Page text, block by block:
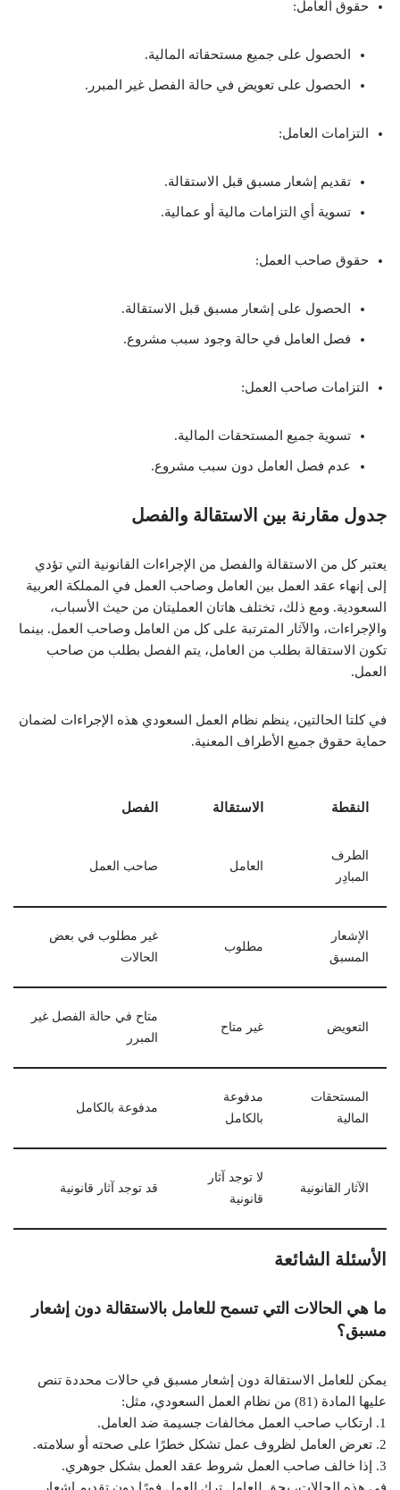
حقوق العامل:
الحصول على جميع مستحقاته المالية.
الحصول على تعويض في حالة الفصل غير المبرر.
التزامات العامل:
تقديم إشعار مسبق قبل الاستقالة.
تسوية أي التزامات مالية أو عمالية.
حقوق صاحب العمل:
الحصول على إشعار مسبق قبل الاستقالة.
فصل العامل في حالة وجود سبب مشروع.
التزامات صاحب العمل:
تسوية جميع المستحقات المالية.
عدم فصل العامل دون سبب مشروع.
جدول مقارنة بين الاستقالة والفصل
يعتبر كل من الاستقالة والفصل من الإجراءات القانونية التي تؤدي
إلى إنهاء عقد العمل بين العامل وصاحب العمل في المملكة العربية
السعودية. ومع ذلك، تختلف هاتان العمليتان من حيث الأسباب،
والإجراءات، والآثار المترتبة على كل من العامل وصاحب العمل. بينما
تكون الاستقالة بطلب من العامل، يتم الفصل بطلب من صاحب
العمل.
في كلتا الحالتين، ينظم نظام العمل السعودي هذه الإجراءات لضمان
حماية حقوق جميع الأطراف المعنية.
النقطة الاستقالة الفصل
الطرف
المبادِر
العامل صاحب العمل
الإشعار
المسبق
مطلوب
غير مطلوب في بعض
الحالات
التعويض غير متاح
متاح في حالة الفصل غير
المبرر
المستحقات
المالية
مدفوعة
بالكامل
مدفوعة بالكامل
الآثار القانونية
لا توجد آثار
قانونية
قد توجد آثار قانونية
الأسئلة الشائعة
ما هي الحالات التي تسمح للعامل بالاستقالة دون إشعار
مسبق؟
يمكن للعامل الاستقالة دون إشعار مسبق في حالات محددة تنص
عليها المادة (81) من نظام العمل السعودي، مثل:
1. ارتكاب صاحب العمل مخالفات جسيمة ضد العامل.
2. تعرض العامل لظروف عمل تشكل خطرًا على صحته أو سلامته.
3. إذا خالف صاحب العمل شروط عقد العمل بشكل جوهري.